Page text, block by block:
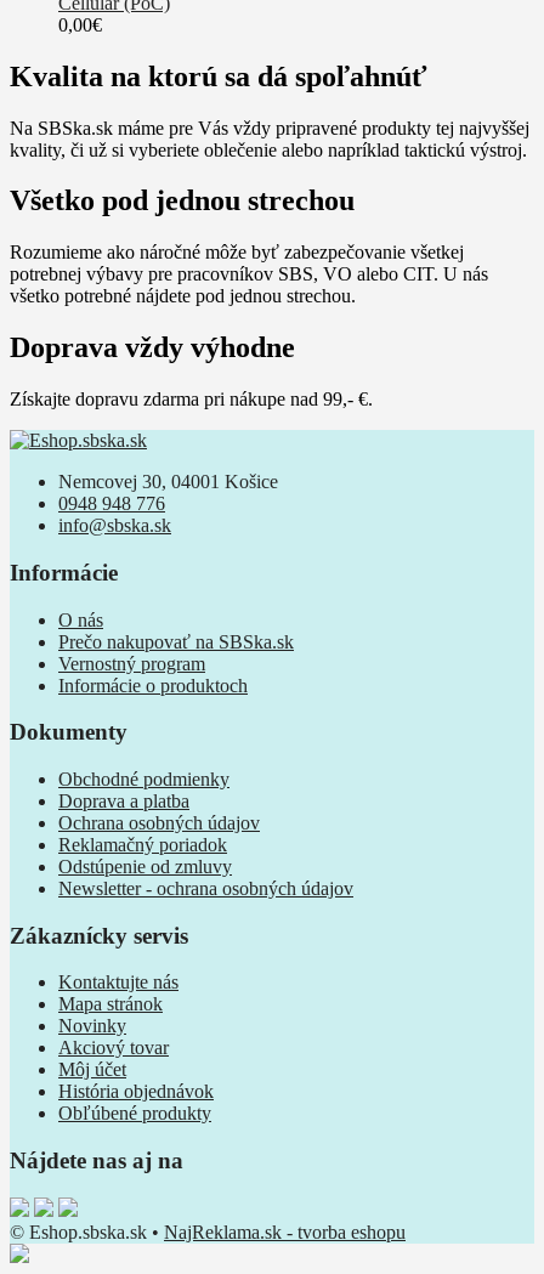
0,00€
Kvalita na ktorú sa dá spoľahnúť
Na SBSka.sk máme pre Vás vždy pripravené produkty tej najvyššej
kvality, či už si vyberiete oblečenie alebo napríklad taktickú výstroj.
Všetko pod jednou strechou
Rozumieme ako náročné môže byť zabezpečovanie všetkej
potrebnej výbavy pre pracovníkov SBS, VO alebo CIT. U nás
všetko potrebné nájdete pod jednou strechou.
Doprava vždy výhodne
Získajte dopravu zdarma pri nákupe nad 99,- €.
Nemcovej 30, 04001 Košice
0948 948 776
info@sbska.sk
Informácie
O nás
Prečo nakupovať na SBSka.sk
Vernostný program
Informácie o produktoch
Dokumenty
Obchodné podmienky
Doprava a platba
Ochrana osobných údajov
Reklamačný poriadok
Odstúpenie od zmluvy
Newsletter - ochrana osobných údajov
Zákaznícky servis
Kontaktujte nás
Mapa stránok
Novinky
Akciový tovar
Môj účet
História objednávok
Obľúbené produkty
Nájdete nas aj na
© Eshop.sbska.sk • NajReklama.sk - tvorba eshopu